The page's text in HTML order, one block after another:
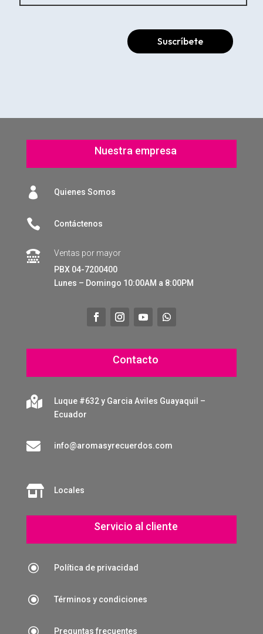
Suscríbete
Nuestra empresa
 Quienes Somos
 Contáctenos

Ventas por mayor
PBX 04-7200400
Lunes – Domingo 10:00AM a 8:00PM
Contacto

Luque #632 y Garcia Aviles Guayaquil –
Ecuador
 info@aromasyrecuerdos.com
 Locales
Servicio al cliente
\ Política de privacidad
\ Términos y condiciones
Preguntas frecuentes